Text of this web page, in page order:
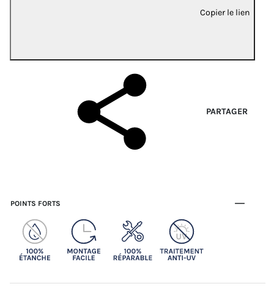
Copier le lien
PARTAGER
POINTS FORTS